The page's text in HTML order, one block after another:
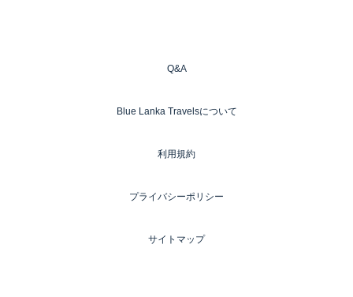
Q&A
Blue Lanka Travelsについて
利用規約
プライバシーポリシー
サイトマップ